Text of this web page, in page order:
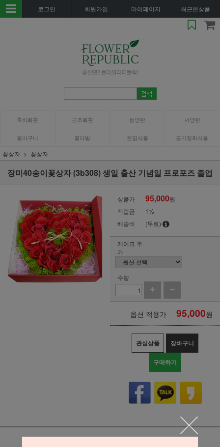
로그인 회원가입 마이페이지 최근본상품
축하화환 근조화환 동양란 서양란
꽃바구니 꽃다발 관엽식물 공기정화식물
꽃상자 꽃상자
장미40송이꽃상자 (3b308) 생일 출산 기념일 프로포즈 졸업
상품가 95,000원
적립금
1%
배송비
(무료)
케이크 추
가
수량
옵션 적용가 95,000원
관심상품 장바구니
구매하기